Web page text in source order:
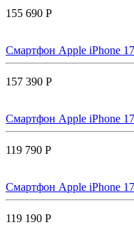
155 690 Р
Смартфон Apple iPhone
157 390 Р
Смартфон Apple iPhone
119 790 Р
Смартфон Apple iPhone
119 190 Р